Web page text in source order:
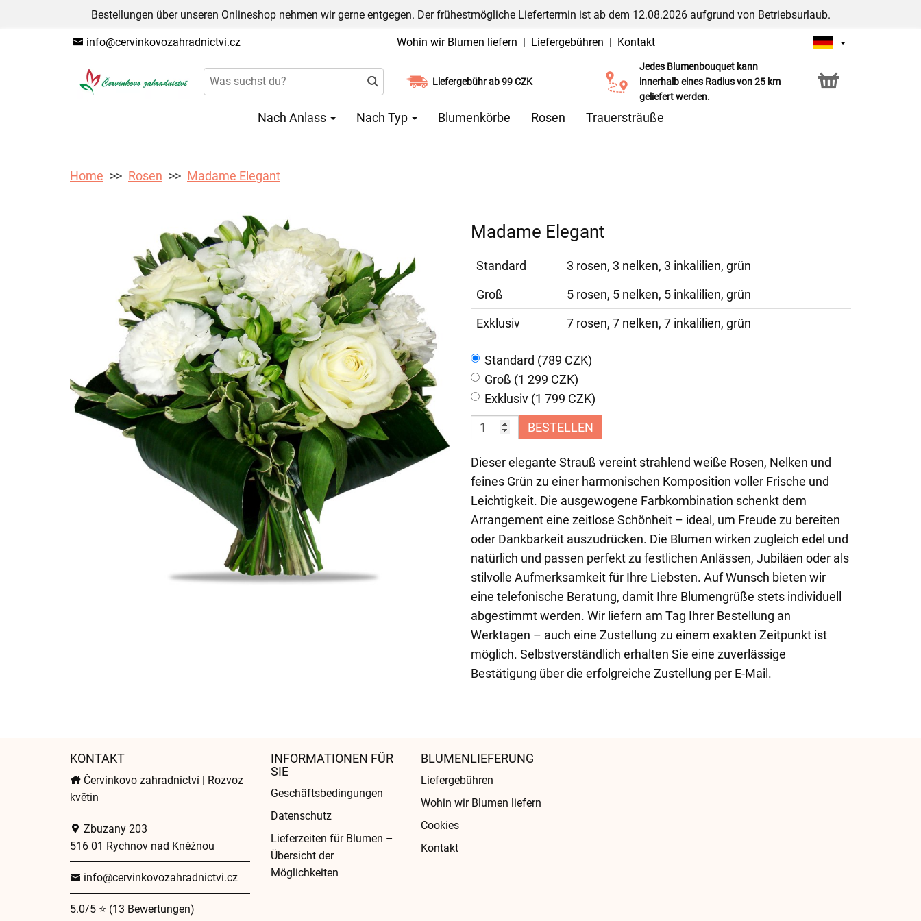
Bestellungen über unseren Onlineshop nehmen wir gerne entgegen. Der frühestmögliche Liefertermin ist ab dem 12.08.2026 aufgrund von Betriebsurlaub.
info@cervinkovozahradnictvi.cz Wohin wir Blumen liefern | Liefergebühren | Kontakt
Liefergebühr ab 99 CZK
Wählen Sie Ihr Lieferdatum
Jedes Blumenbouquet kann
innerhalb eines Radius von 25 km
geliefert werden.
Click & Collect Service
Nach Anlass Nach Typ Blumenkörbe Rosen Trauersträuße
Home Rosen Madame Elegant
Madame Elegant
Standard
3 rosen, 3 nelken, 3 inkalilien, grün
Groß
5 rosen, 5 nelken, 5 inkalilien, grün
Exklusiv
7 rosen, 7 nelken, 7 inkalilien, grün
Standard (789 CZK)
Groß (1 299 CZK)
Exklusiv (1 799 CZK)
BESTELLEN
Dieser elegante Strauß vereint strahlend weiße Rosen, Nelken und
feines Grün zu einer harmonischen Komposition voller Frische und
Leichtigkeit. Die ausgewogene Farbkombination schenkt dem
Arrangement eine zeitlose Schönheit – ideal, um Freude zu bereiten
oder Dankbarkeit auszudrücken. Die Blumen wirken zugleich edel und
natürlich und passen perfekt zu festlichen Anlässen, Jubiläen oder als
stilvolle Aufmerksamkeit für Ihre Liebsten. Auf Wunsch bieten wir
eine telefonische Beratung, damit Ihre Blumengrüße stets individuell
abgestimmt werden. Wir liefern am Tag Ihrer Bestellung an
Werktagen – auch eine Zustellung zu einem exakten Zeitpunkt ist
möglich. Selbstverständlich erhalten Sie eine zuverlässige
Bestätigung über die erfolgreiche Zustellung per E-Mail.
KONTAKT
Červinkovo zahradnictví | Rozvoz
květin
Zbuzany 203
516 01 Rychnov nad Kněžnou
info@cervinkovozahradnictvi.cz
5.0/5 ⭐ (13 Bewertungen)
INFORMATIONEN FÜR
SIE
Geschäftsbedingungen
Datenschutz
Lieferzeiten für Blumen –
Übersicht der
Möglichkeiten
BLUMENLIEFERUNG
Liefergebühren
Wohin wir Blumen liefern
Cookies
Kontakt